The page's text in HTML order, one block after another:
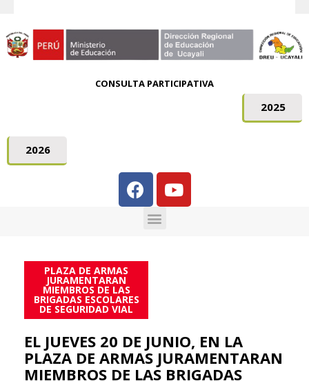
CONSULTA PARTICIPATIVA
2025
2026
PLAZA DE ARMAS
JURAMENTARAN
MIEMBROS DE LAS
BRIGADAS ESCOLARES
DE SEGURIDAD VIAL
EL JUEVES 20 DE JUNIO, EN LA
PLAZA DE ARMAS JURAMENTARAN
MIEMBROS DE LAS BRIGADAS